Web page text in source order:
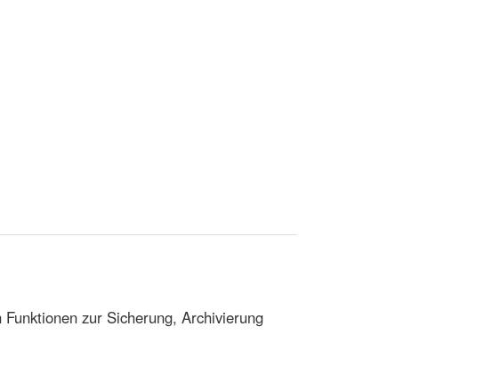
zur Sicherung, Archivierung